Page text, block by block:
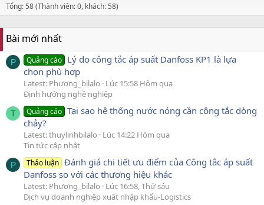
Tổng: 58 (Thành viên: 0, khách: 58)
Bài mới nhất
P Quảng cáo Lý do công tắc áp suất Danfoss KP1 là lựa
chọn phù hợp
Latest: Phương_bilalo
Lúc 15:58 Hôm qua
Định hướng nghề nghiệp
T Quảng cáo Tại sao hệ thống nước nóng cần công tắc dòng
chảy?
Latest: thuylinhbilalo
Lúc 14:22 Hôm qua
Tin tức cập nhật
P Thảo luận Đánh giá chi tiết ưu điểm của Công tắc áp suất
Danfoss so với các thương hiệu khác
Latest: Phương_bilalo
Lúc 16:58, Thứ sáu
Dịch vụ doanh nghiệp xuất nhập khẩu-Logistics